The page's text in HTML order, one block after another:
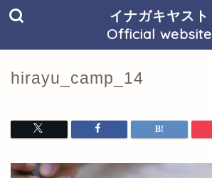
イナガキヤスト
Official website
hirayu_camp_14